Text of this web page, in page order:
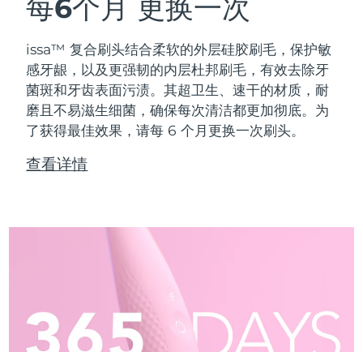
每6个月 更换一次
issa™ 复合刷头结合柔软的外层硅胶刷毛，保护敏
感牙龈，以及更强韧的内层杜邦刷毛，有效去除牙
菌斑和牙齿表面污渍。其超卫生、速干的材质，耐
磨且不易滋生细菌，确保每次清洁都更加彻底。为
了获得最佳效果，请每 6 个月更换一次刷头。
查看详情